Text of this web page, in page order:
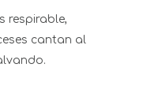
respirable,
cantan al